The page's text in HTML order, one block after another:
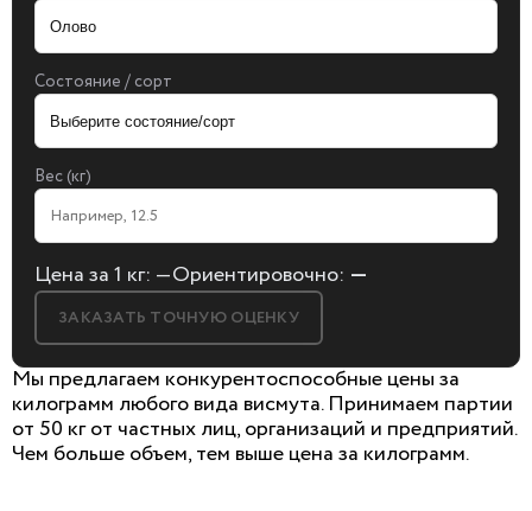
Состояние / сорт
Вес (кг)
Цена за 1 кг: —Ориентировочно: —
ЗАКАЗАТЬ ТОЧНУЮ ОЦЕНКУ
БЕСПЛАТНАЯ КОНСУЛЬТАЦИЯ
Мы предлагаем конкурентоспособные цены за
килограмм любого вида висмута. Принимаем партии
от 50 кг от частных лиц, организаций и предприятий.
Чем больше объем, тем выше цена за килограмм.